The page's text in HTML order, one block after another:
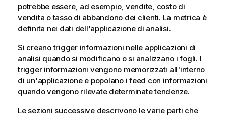
potrebbe essere, ad esempio, vendite, costo di
vendita o tasso di abbandono dei clienti. La metrica è
definita nei dati dell'applicazione di analisi.
Si creanotrigger informazioni nelle applicazioni di
analisi quando si modificano o si analizzano i fogli. I
trigger informazioni vengono memorizzati all'interno
di un'applicazione e popolano i feed con informazioni
quando vengono rilevate determinate tendenze.
Le sezioni successive descrivono le varie parti che